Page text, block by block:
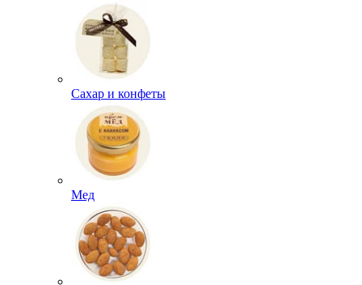
Сахар и конфеты
Мед